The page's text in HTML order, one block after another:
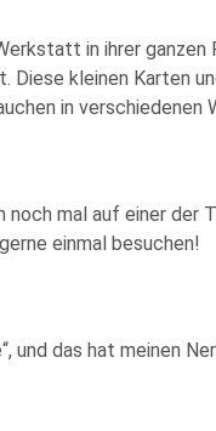
in ihrer
Diese kleinen Karten
in
noch mal auf einer
einmal besuchen!
und das hat meinen